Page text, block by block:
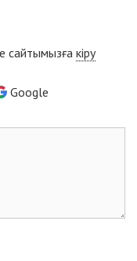
сайтымызға кіру
Google